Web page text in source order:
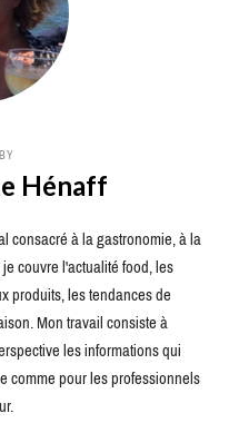
Hénaff
consacré à la gastronomie, à la
couvre l'actualité food, les
produits, les tendances de
Mon travail consiste à
les informations qui
comme pour les professionnels